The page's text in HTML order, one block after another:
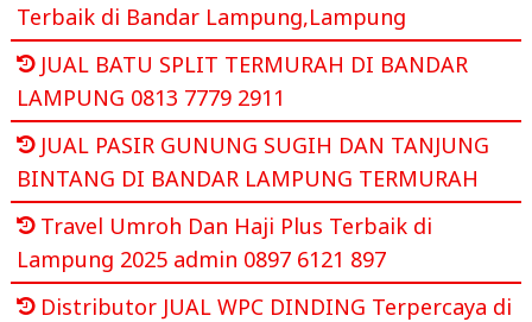
Terbaik di Bandar Lampung,Lampung
JUAL BATU SPLIT TERMURAH DI BANDAR
LAMPUNG 0813 7779 2911
JUAL PASIR GUNUNG SUGIH DAN TANJUNG
BINTANG DI BANDAR LAMPUNG TERMURAH
Travel Umroh Dan Haji Plus Terbaik di
Lampung 2025 admin 0897 6121 897
Distributor JUAL WPC DINDING Terpercaya di